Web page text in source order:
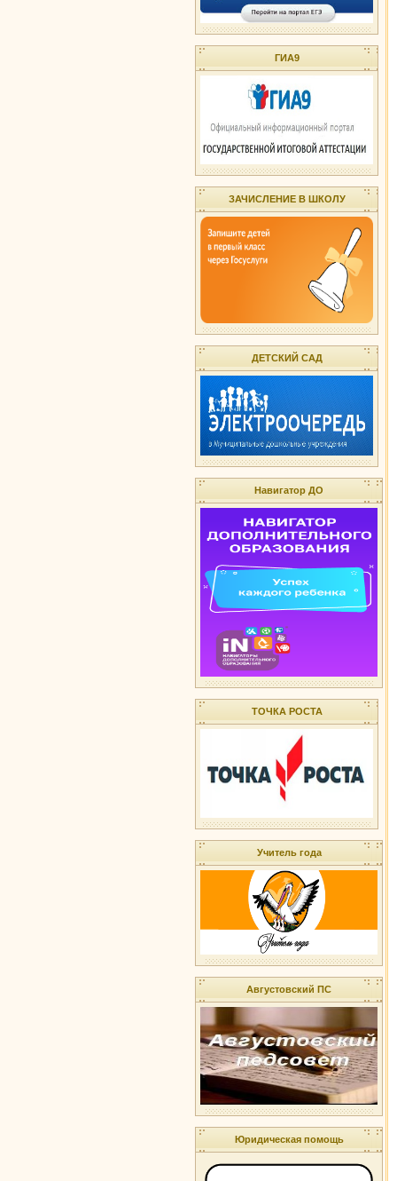
ГИА9
ЗАЧИСЛЕНИЕ В ШКОЛУ
ДЕТСКИЙ САД
Навигатор ДО
ТОЧКА РОСТА
Учитель года
Августовский ПС
Юридическая помощь